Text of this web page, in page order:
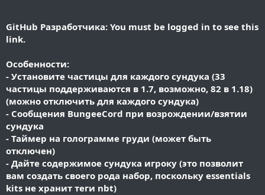
GitHub Разработчика: You must be logged in to see this
link.
Особенности:
- Установите частицы для каждого сундука (33
частицы поддерживаются в 1.7, возможно, 82 в 1.18)
(можно отключить для каждого сундука)
- Сообщения BungeeCord при возрождении/взятии
сундука
- Таймер на голограмме груди (может быть
отключен)
- Дайте содержимое сундука игроку (это позволит
вам создать своего рода набор, поскольку essentials
kits не хранит теги nbt)